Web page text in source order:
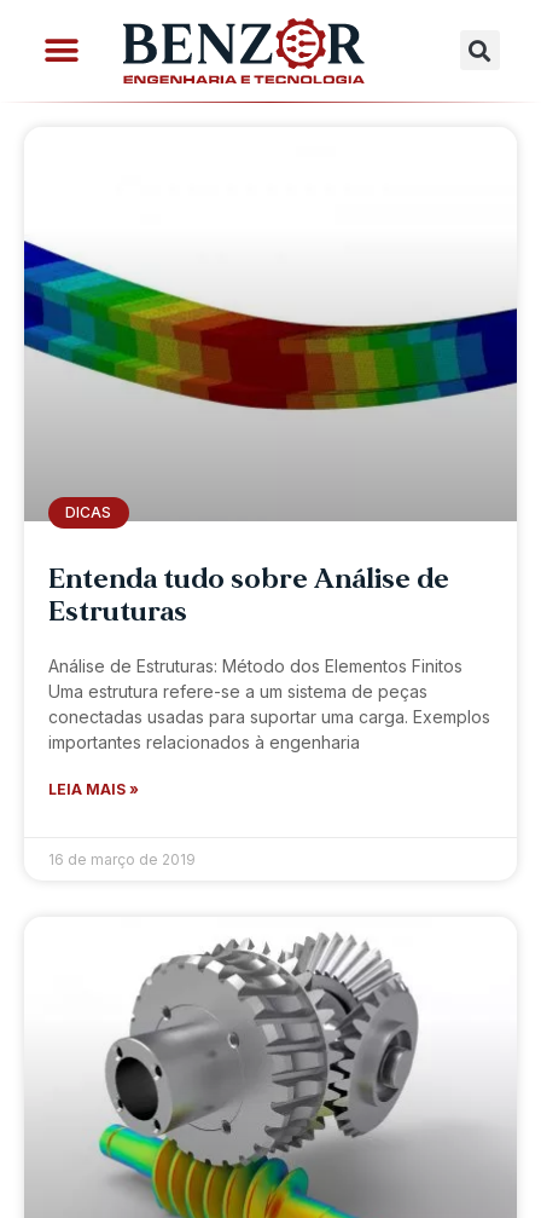
DICAS
Entenda tudo sobre Análise de
Estruturas
Análise de Estruturas: Método dos Elementos Finitos
Uma estrutura refere-se a um sistema de peças
conectadas usadas para suportar uma carga. Exemplos
importantes relacionados à engenharia
LEIA MAIS »
16 de março de 2019